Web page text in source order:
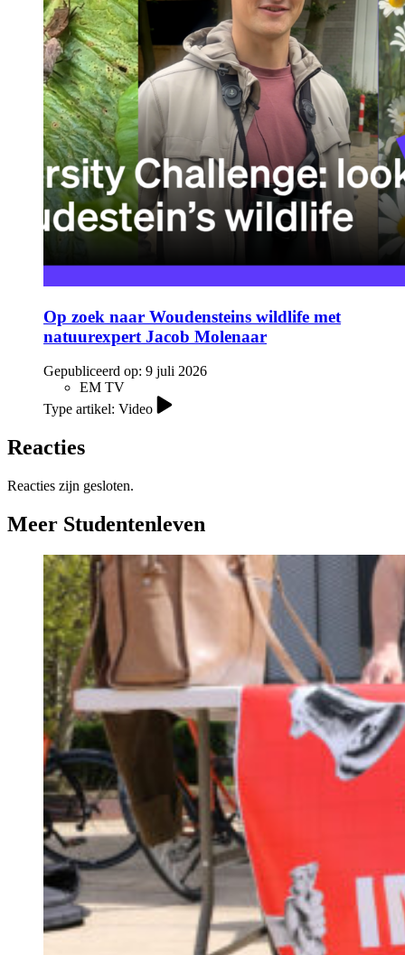
Op zoek naar Woudensteins wildlife met
natuurexpert Jacob Molenaar
Gepubliceerd op: 9 juli 2026
EM TV
Type artikel: Video
Reacties
Reacties zijn gesloten.
Meer Studentenleven